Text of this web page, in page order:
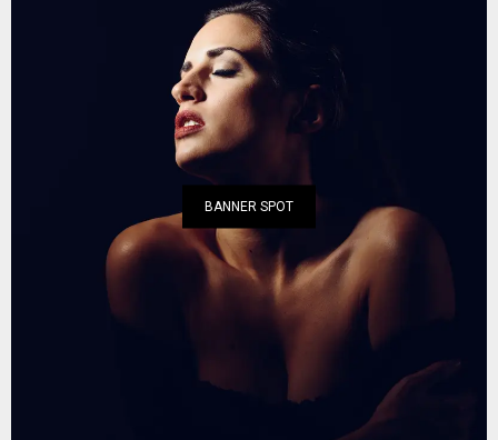
BANNER SPOT